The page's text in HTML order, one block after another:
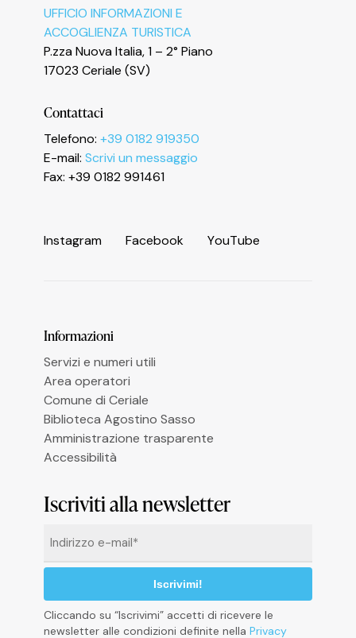
UFFICIO INFORMAZIONI E
ACCOGLIENZA TURISTICA
P.zza Nuova Italia, 1 – 2° Piano
17023 Ceriale (SV)
Contattaci
Telefono: +39 0182 919350
E-mail: Scrivi un messaggio
Fax: +39 0182 991461
Instagram Facebook YouTube
Informazioni
Servizi e numeri utili
Area operatori
Comune di Ceriale
Biblioteca Agostino Sasso
Amministrazione trasparente
Accessibilità
Iscriviti alla newsletter
Cliccando su “Iscrivimi” accetti di ricevere le
newsletter alle condizioni definite nella Privacy